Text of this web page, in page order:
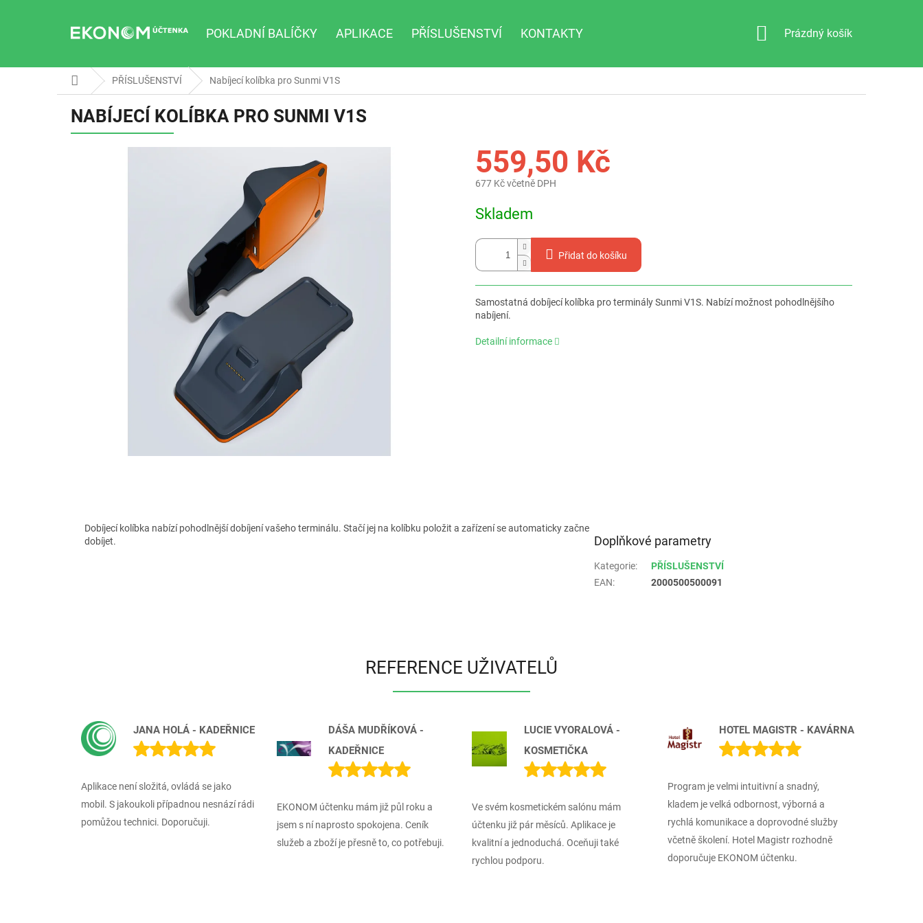
POKLADNÍ BALÍČKY APLIKACE PŘÍSLUŠENSTVÍ KONTAKTY
NÁKUPNÍ
Prázdný košík
Domů PŘÍSLUŠENSTVÍ Nabíjecí kolíbka pro Sunmi V1S
NABÍJECÍ KOLÍBKA PRO SUNMI V1S
559,50 Kč
677 Kč včetně DPH
cena:
Skladem
Přidat do košíku
Samostatná dobíjecí kolíbka pro terminály Sunmi V1S. Nabízí možnost pohodlnějšího
nabíjení.
Detailní informace
Dobíjecí kolíbka nabízí pohodlnější dobíjení vašeho terminálu. Stačí jej na kolíbku položit a zařízení se automaticky začne
dobíjet.
Doplňkové parametry
Kategorie:
PŘÍSLUŠENSTVÍ
EAN: 2000500500091
REFERENCE UŽIVATELŮ
JANA HOLÁ - KADEŘNICE
Aplikace není složitá, ovládá se jako
mobil. S jakoukoli případnou nesnází rádi
pomůžou technici. Doporučuji.
DÁŠA MUDŘÍKOVÁ -
KADEŘNICE
EKONOM účtenku mám již půl roku a
jsem s ní naprosto spokojena. Ceník
služeb a zboží je přesně to, co potřebuji.
LUCIE VYORALOVÁ -
KOSMETIČKA
Ve svém kosmetickém salónu mám
účtenku již pár měsíců. Aplikace je
kvalitní a jednoduchá. Oceňuji také
rychlou podporu.
HOTEL MAGISTR - KAVÁRNA
Program je velmi intuitivní a snadný,
kladem je velká odbornost, výborná a
rychlá komunikace a doprovodné služby
včetně školení. Hotel Magistr rozhodně
doporučuje EKONOM účtenku.